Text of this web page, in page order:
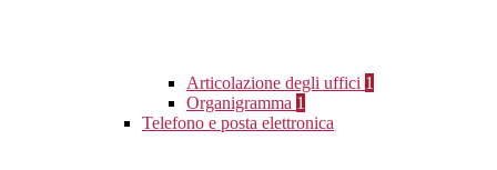
Articolazione degli uffici 1
Organigramma 1
Telefono e posta elettronica